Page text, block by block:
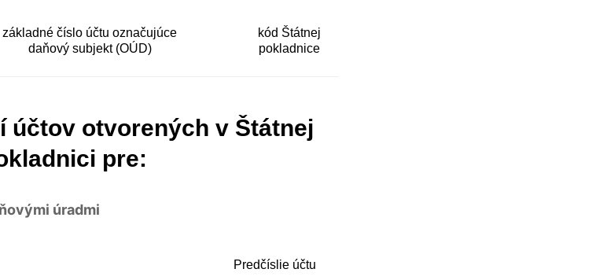
základné číslo účtu označujúce
daňový subjekt (OÚD)
kód Štátnej
pokladnice
účtov otvorených v Štátnej
pre:
úradmi
Predčíslie účtu